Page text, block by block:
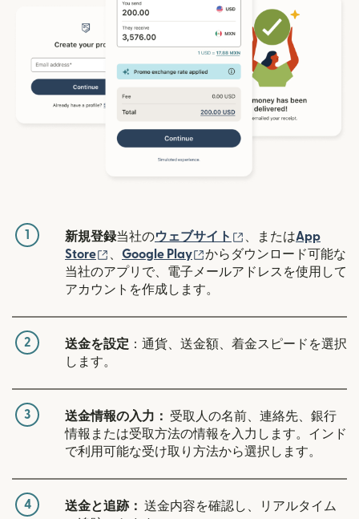
1 新規登録当社のウェブサイト （別ウィンドウで
、またはApp
Store
（別ウィンドウで開きます）
、 Google Play （別ウィンドウで開きま
からダウンロード可能な
当社のアプリで、電子メールアドレスを使用して
アカウントを作成します。
2 送金を設定 ：通貨、送金額、着金スピードを選択
します。
3 送金情報の入力：
受取人の名前、連絡先、銀行
情報または受取方法の情報を入力します。インド
で利用可能な受け取り方法から選択します。
4 送金と追跡： 送金内容を確認し、リアルタイム